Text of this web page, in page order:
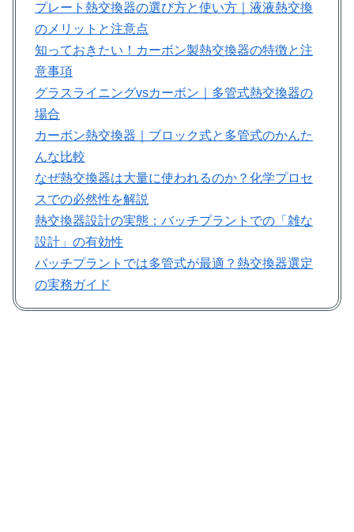
プレート熱交換器の選び方と使い方｜液液熱交換
のメリットと注意点
知っておきたい！カーボン製熱交換器の特徴と注
意事項
グラスライニングvsカーボン｜多管式熱交換器の
場合
カーボン熱交換器｜ブロック式と多管式のかんた
んな比較
なぜ熱交換器は大量に使われるのか？化学プロセ
スでの必然性を解説
熱交換器設計の実態：バッチプラントでの「雑な
設計」の有効性
バッチプラントでは多管式が最適？熱交換器選定
の実務ガイド